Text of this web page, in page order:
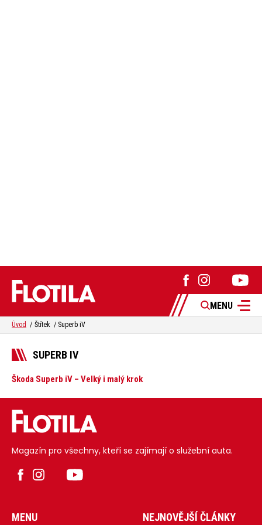
MENU
Úvod Štítek Superb iV
SUPERB IV
Škoda Superb iV – Velký i malý krok
Magazín pro všechny, kteří se zajímají o služební auta.
MENU NEJNOVĚJŠÍ ČLÁNKY